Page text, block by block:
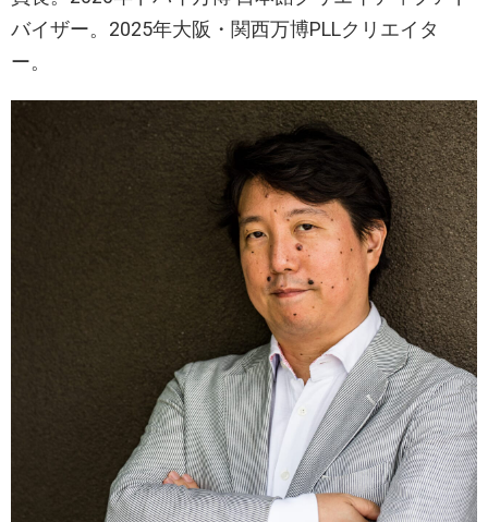
バイザー。2025年大阪・関西万博PLLクリエイタ
ー。